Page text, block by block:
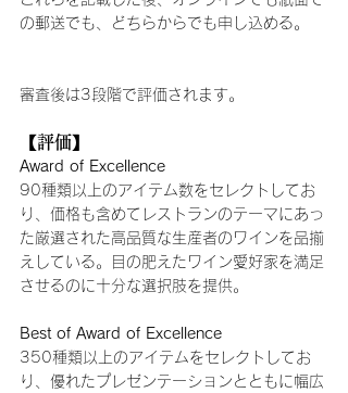
の郵送でも、どちらからでも申し込める。
審査後は3段階で評価されます。
【評価】
Award of Excellence
90種類以上のアイテム数をセレクトしてお
り、価格も含めてレストランのテーマにあっ
た厳選された高品質な生産者のワインを品揃
えしている。目の肥えたワイン愛好家を満足
させるのに十分な選択肢を提供。
Best of Award of Excellence
350種類以上のアイテムをセレクトしてお
り、優れたプレゼンテーションとともに幅広